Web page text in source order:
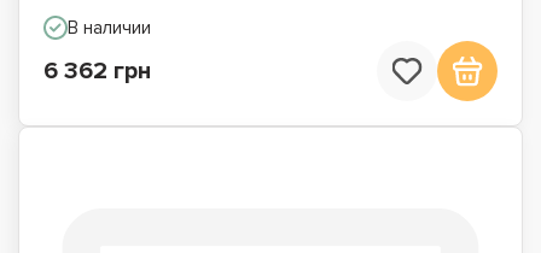
В наличии
6 362 грн